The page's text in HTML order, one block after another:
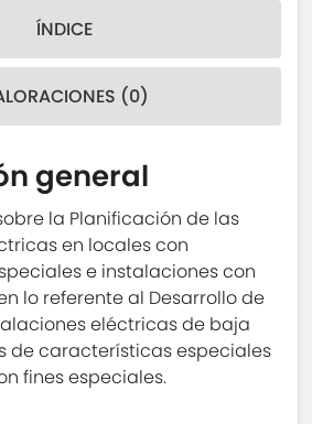
ÍNDICE
(0)
general
la Planificación de las
en locales con
e instalaciones con
lo referente al Desarrollo de
eléctricas de baja
de características especiales
fines especiales.